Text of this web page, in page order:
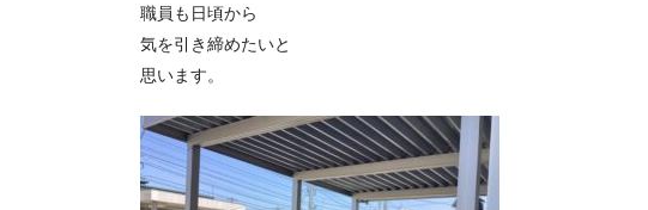
職員も日頃から
気を引き締めたいと
思います。